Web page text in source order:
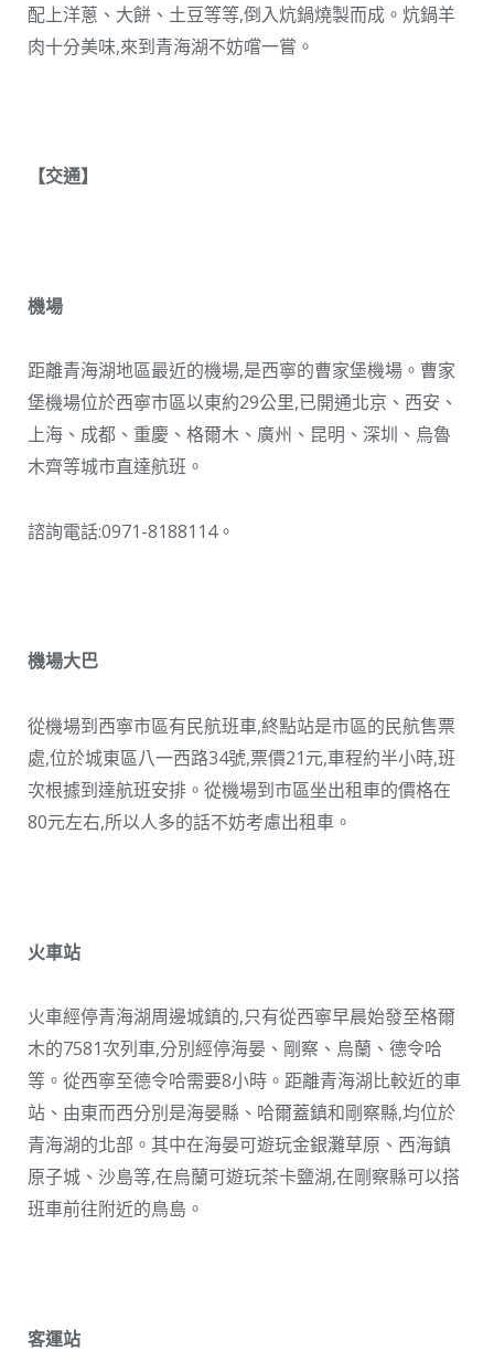
配上洋蔥、大餅、土豆等等,倒入炕鍋燒製而成。炕鍋羊
肉十分美味,來到青海湖不妨嚐一嘗。
【交通】
機場
距離青海湖地區最近的機場,是西寧的曹家堡機場。曹家
堡機場位於西寧市區以東約29公里,已開通北京、西安、
上海、成都、重慶、格爾木、廣州、昆明、深圳、烏魯
木齊等城市直達航班。
諮詢電話:0971-8188114。
機場大巴
從機場到西寧市區有民航班車,終點站是市區的民航售票
處,位於城東區八一西路34號,票價21元,車程約半小時,班
次根據到達航班安排。從機場到市區坐出租車的價格在
80元左右,所以人多的話不妨考慮出租車。
火車站
火車經停青海湖周邊城鎮的,只有從西寧早晨始發至格爾
木的7581次列車,分別經停海晏、剛察、烏蘭、德令哈
等。從西寧至德令哈需要8小時。距離青海湖比較近的車
站、由東而西分別是海晏縣、哈爾蓋鎮和剛察縣,均位於
青海湖的北部。其中在海晏可遊玩金銀灘草原、西海鎮
原子城、沙島等,在烏蘭可遊玩茶卡鹽湖,在剛察縣可以搭
班車前往附近的鳥島。
客運站